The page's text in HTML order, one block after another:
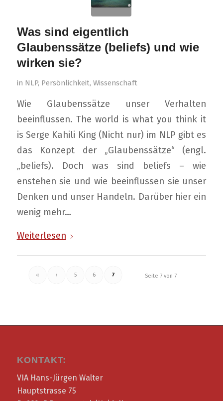
Was sind eigentlich
Glaubenssätze (beliefs) und wie
wirken sie?
in NLP, Persönlichkeit, Wissenschaft
Wie Glaubenssätze unser Verhalten
beeinflussen. The world is what you think it
is Serge Kahili King (Nicht nur) im NLP gibt es
das Konzept der „Glaubenssätze“ (engl.
„beliefs). Doch was sind beliefs – wie
enstehen sie und wie beeinflussen sie unser
Denken und unser Handeln. Darüber hier ein
wenig mehr…
Weiterlesen
Seite 7 von 7
« ‹ 5 6 7
KONTAKT:
VIA Hans-Jürgen Walter
Hauptstrasse 75